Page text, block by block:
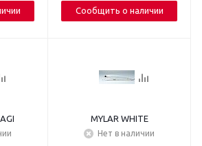
Сообщить о наличии
MYLAR WHITE
Нет в наличии